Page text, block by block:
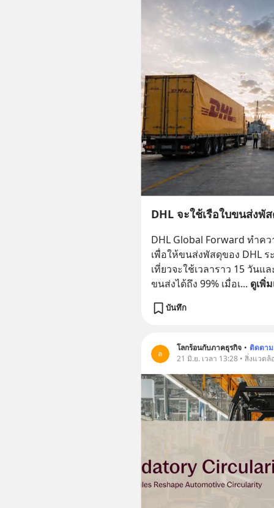
DHL จะใช้เรือใบขนส่งพั
DHL Global Forward ทำค
เพื่อให้ขนส่งพัสดุของ DHL ร
เที่ยวจะใช้เวลาราว 15 วัน
ขนส่งได้ถึง 99% เมื่อเ... ดูเพิ่
บันทึก
ล
โลกร้อนกับภาคธุรกิจ • ติดตาม
21 มิ.ย. เวลา 13:28 • สิ่งแวดล้